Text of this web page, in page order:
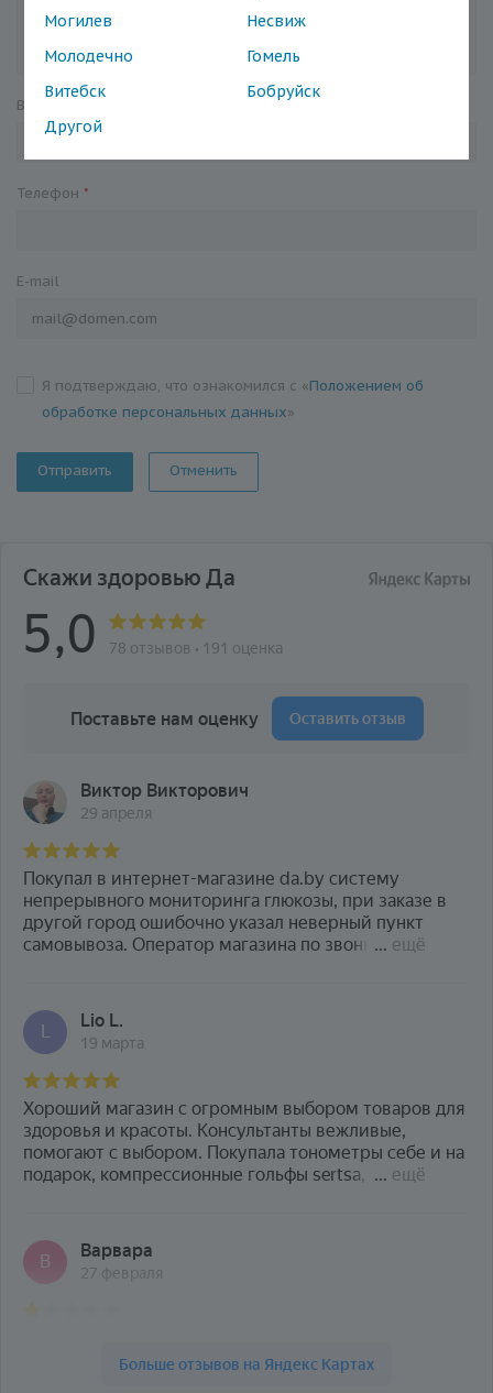
Могилев
Несвиж
Молодечно
Гомель
Витебск
Бобруйск
Другой
Ваше имя
Телефон *
E-mail
Я подтверждаю, что ознакомился с «Положением об
обработке персональных данных»
Отменить